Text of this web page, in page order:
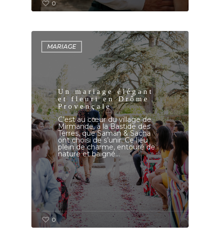
0
MARIAGE
Un mariage élégant
et fleuri en Drôme
Provençale
C’est au cœur du village de
Mirmande, à la Bastide des
Terres, que Saman & Sacha
ont choisi de s’unir. Ce lieu
plein de charme, entouré de
nature et baigné…
0